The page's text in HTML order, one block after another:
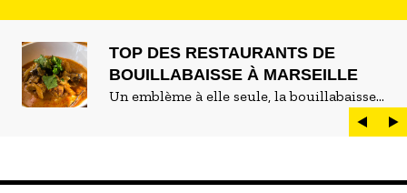
TOP DES RESTAURANTS DE
BOUILLABAISSE À MARSEILLE
Un emblème à elle seule, la bouillabaisse
est LE plat marseillais par excellence. On
peut d'ailleurs vite être submergé·e par la
servir la meilleure...